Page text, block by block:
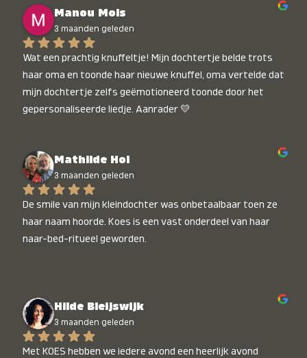
Manou Mols
3 maanden geleden
Wat een prachtig knuffeltje! Mijn dochtertje belde trots
haar oma en toonde haar nieuwe knuffel, oma vertelde dat
mijn dochtertje zelfs geëmotioneerd toonde door het
gepersonaliseerde liedje. Aanrader 💛
Mathilde Hol
3 maanden geleden
De smile van mijn kleindochter was onbetaalbaar toen ze
haar naam hoorde. Koes is een vast onderdeel van haar
naar-bed-ritueel geworden.
Hilde Bleijswijk
3 maanden geleden
Met KOES hebben we iedere avond een heerlijk avond